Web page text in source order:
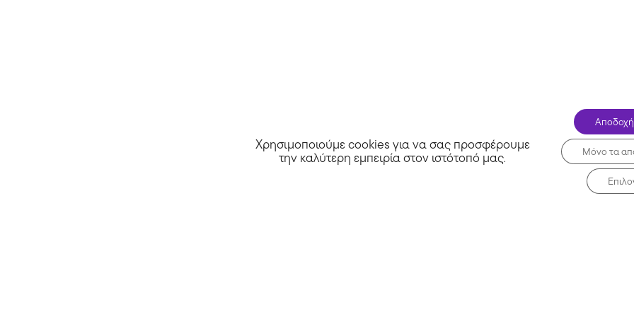
Χρησιμοποιούμε cookies για να σας προσφέρουμε
την καλύτερη εμπειρία στον ιστότοπό μας. Μόνο τα